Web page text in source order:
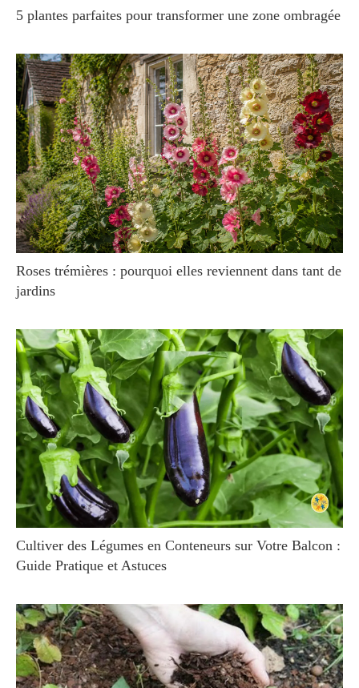
5 plantes parfaites pour transformer une zone ombragée
Roses trémières : pourquoi elles reviennent dans tant de
jardins
Cultiver des Légumes en Conteneurs sur Votre Balcon :
Guide Pratique et Astuces